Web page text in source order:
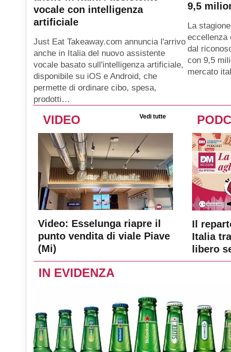
vocale con intelligenza
artificiale
Just Eat Takeaway.com annuncia l'arrivo
anche in Italia del nuovo assistente
vocale basato sull'intelligenza artificiale,
disponibile su iOS e Android, che
permette di ordinare cibo, spesa,
prodotti…
9,5
La
eccellenza
dal
con 9,5
mercato
VIDEO Vedi tutte
Video: Esselunga riapre il
punto vendita di viale Piave
(Mi)
Il
Italia
libero
IN EVIDENZA